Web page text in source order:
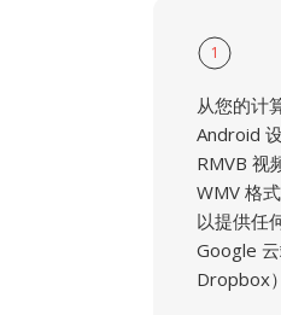
1
从您的计
Android
RMVB 视
WMV 格
以提供任
Google
Dropbox